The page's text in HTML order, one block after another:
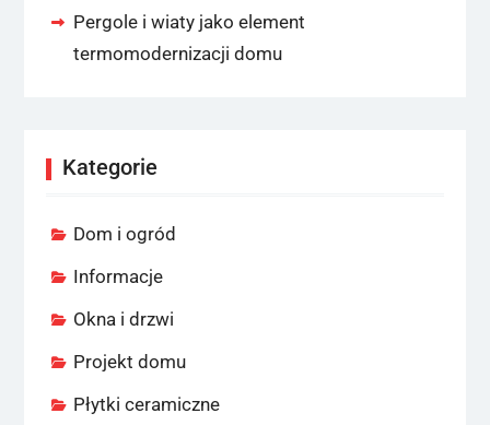
Pergole i wiaty jako element
termomodernizacji domu
Kategorie
Dom i ogród
Informacje
Okna i drzwi
Projekt domu
Płytki ceramiczne